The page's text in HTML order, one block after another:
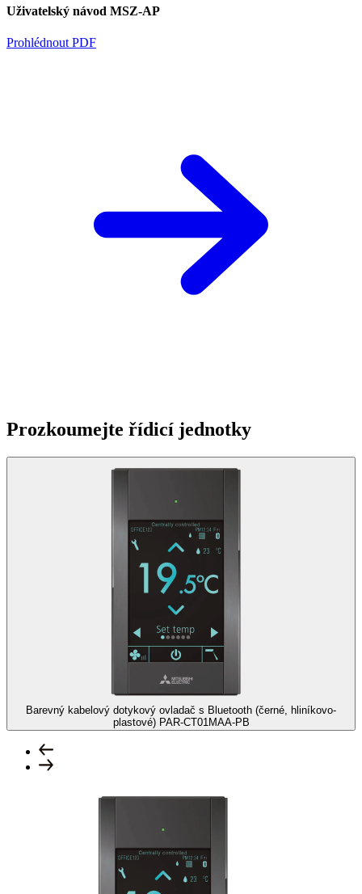
Uživatelský návod MSZ-AP
Prohlédnout PDF
Prozkoumejte řídicí jednotky
Barevný kabelový dotykový ovladač s Bluetooth (černé, hliníkovo-
plastové) PAR-CT01MAA-PB